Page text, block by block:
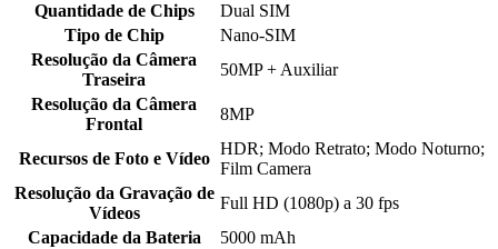
Quantidade de Chips
Dual SIM
Tipo de Chip
Nano-SIM
Resolução da Câmera
Traseira
50MP + Auxiliar
Resolução da Câmera
Frontal
8MP
Recursos de Foto e Vídeo
HDR; Modo Retrato; Modo Noturno;
Film Camera
Resolução da Gravação de
Vídeos
Full HD (1080p) a 30 fps
Capacidade da Bateria
5000 mAh